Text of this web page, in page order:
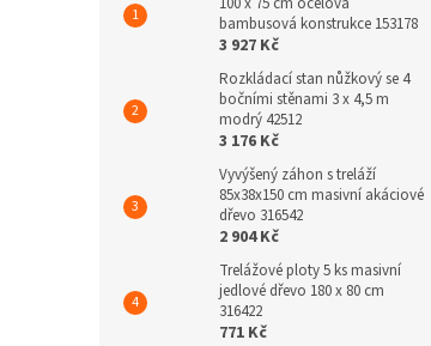
bambusová konstrukce 153178
3 927 Kč
Rozkládací stan nůžkový se 4
bočními stěnami 3 x 4,5 m
modrý 42512
3 176 Kč
Vyvýšený záhon s treláží
85x38x150 cm masivní akáciové
dřevo 316542
2 904 Kč
Trelážové ploty 5 ks masivní
jedlové dřevo 180 x 80 cm
316422
771 Kč